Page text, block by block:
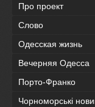
Про проект
Слово
Одесская жизнь
Вечерняя Одесса
Порто-Франко
Чорноморські